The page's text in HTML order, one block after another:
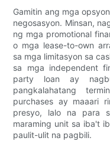
Gamitin ang mga
negosasyon. Minsan,
ng mga promotional
o mga lease-to-own
sa mga limitasyon sa
sa mga independent
party loan ay
pangkalahatang
purchases ay maaari
presyo, lalo na para
maraming unit sa iba't
paulit-ulit na pagbili.